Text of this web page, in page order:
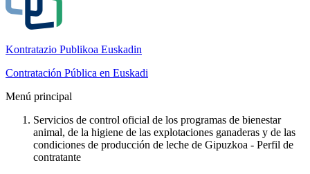
Kontratazio Publikoa Euskadin
Contratación Pública en Euskadi
Menú principal
Servicios de control oficial de los programas de bienestar
animal, de la higiene de las explotaciones ganaderas y de las
condiciones de producción de leche de Gipuzkoa - Perfil de
contratante